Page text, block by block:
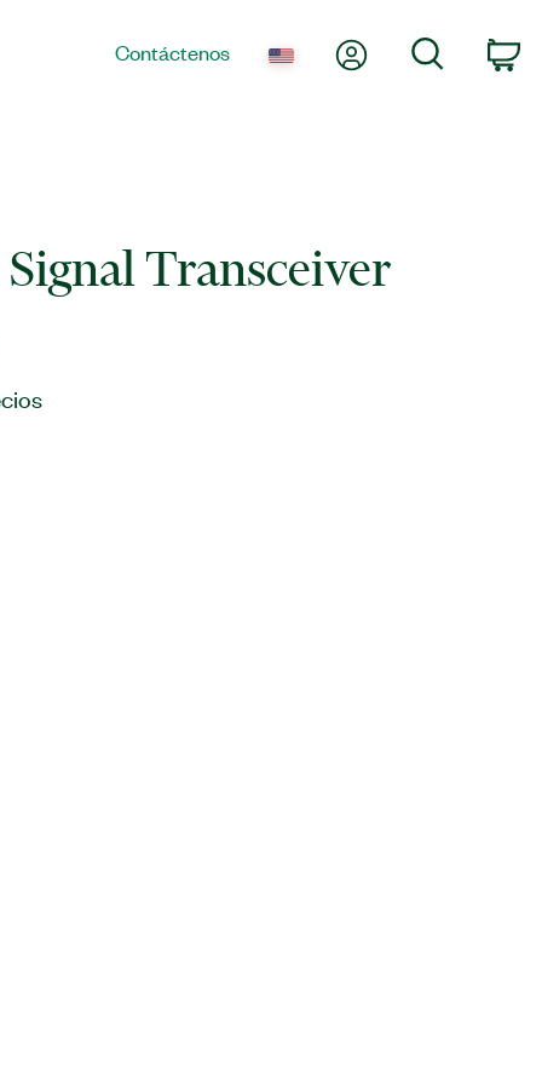
Contáctenos Mi cuenta Búsqueda
Transceiver